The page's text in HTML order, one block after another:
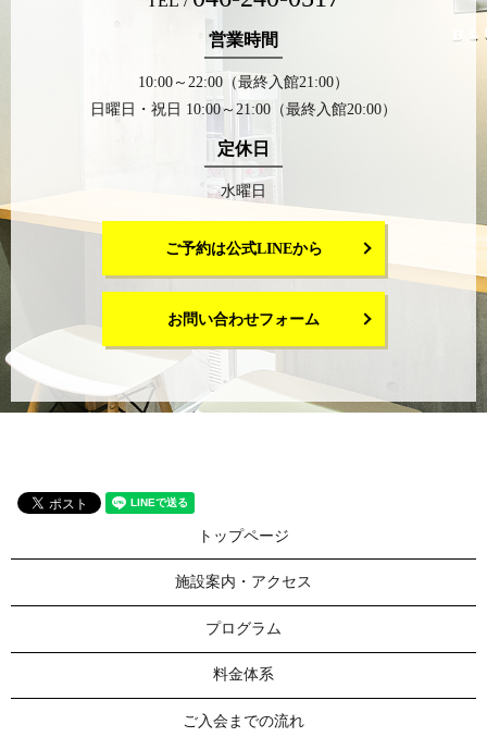
営業時間
10:00～22:00（最終入館21:00）
日曜日・祝日 10:00～21:00（最終入館20:00）
定休日
水曜日
ご予約は公式LINEから
お問い合わせフォーム
トップページ
施設案内・アクセス
プログラム
料金体系
ご入会までの流れ